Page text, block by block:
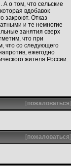
о том, что сельские
вдобавок
закроют. Отказ
и те немногие
занятия сверх
что при
что со следующего
ежегодно
жителя России.
[пожаловаться]
[пожаловаться]